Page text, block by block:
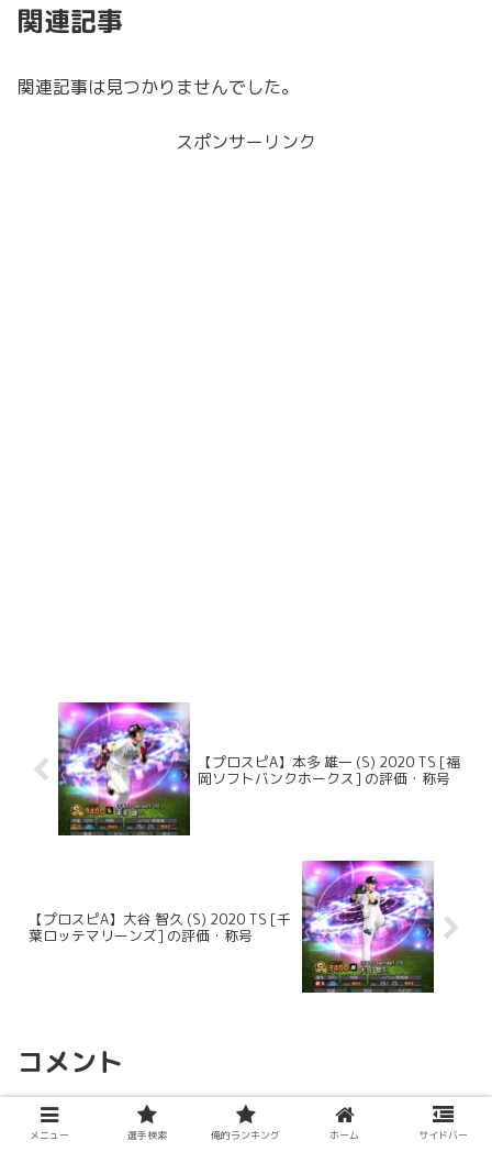
関連記事
関連記事は見つかりませんでした。
スポンサーリンク
【プロスピA】本多 雄一 (S) 2020 TS [福
岡ソフトバンクホークス] の評価・称号
【プロスピA】大谷 智久 (S) 2020 TS [千
葉ロッテマリーンズ] の評価・称号
コメント
名無し
メニュー 選手検索 俺的ランキング ホーム サイドバー